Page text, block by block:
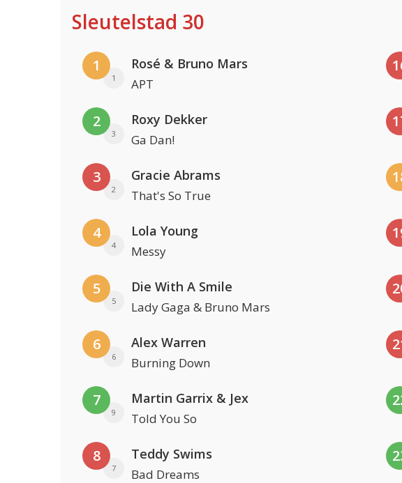
Sleutelstad 30
1
1
Rosé & Bruno Mars
APT
2
3
Roxy Dekker
Ga Dan!
3
2
Gracie Abrams
That's So True
4
4
Lola Young
Messy
5
5
Die With A Smile
Lady Gaga & Bruno Mars
6
6
Alex Warren
Burning Down
7
9
Martin Garrix & Jex
Told You So
8
7
Teddy Swims
Bad Dreams